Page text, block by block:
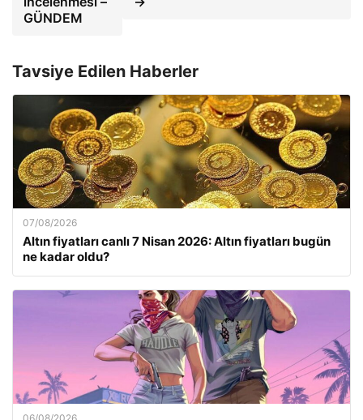
GÜNDEM
Tavsiye Edilen Haberler
07/08/2026
Altın fiyatları canlı 7 Nisan 2026: Altın fiyatları bugün
ne kadar oldu?